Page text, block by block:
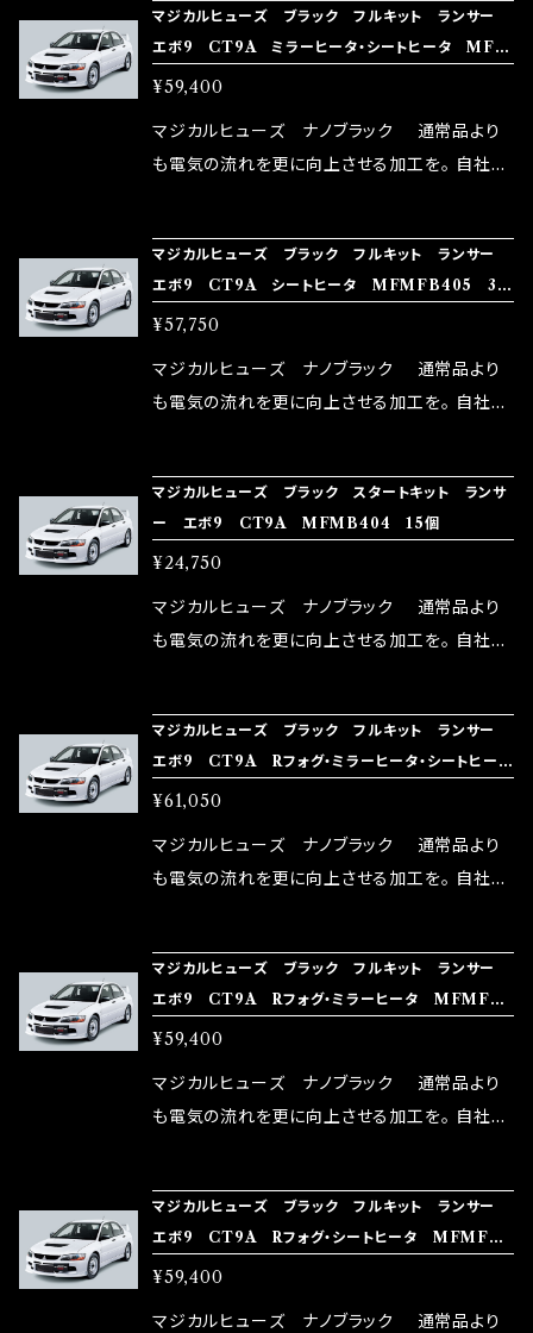
rz）の2店舗の専売品になりますので宜しくお願
い致します。
メ！ レーシングドライバーMAX織戸選手がテス
ターとなり吟味し時間を掛けて検証し、これは
体感出来て面白く、車には必ずプラスになりデメ
リットが無い。と。 コラボ開発製品です。 購入先
はこちらのマジカルヒューズ直販サイトと横浜に
rz）の2店舗の専売品になりますので宜しくお願
い致します。
マジカルヒューズ ブラック フルキット ランサー
エボ9 CT9A ミラーヒータ・シートヒータ MFM
FB406 36個
¥59,400
マジカルヒューズ ナノブラック 通常品より
も電気の流れを更に向上させる加工を。 自社比
メ！ レーシングドライバーMAX織戸選手がテス
ターとなり吟味し時間を掛けて検証し、これは
体感出来て面白く、車には必ずプラスになりデメ
リットが無い。と。 コラボ開発製品です。 購入先
はこちらのマジカルヒューズ直販サイトと横浜に
rz）の2店舗の専売品になりますので宜しくお願
い致します。
マジカルヒューズ ブラック フルキット ランサー
エボ9 CT9A シートヒータ MFMFB405 35
個
¥57,750
マジカルヒューズ ナノブラック 通常品より
も電気の流れを更に向上させる加工を。 自社比
メ！ レーシングドライバーMAX織戸選手がテス
ターとなり吟味し時間を掛けて検証し、これは
体感出来て面白く、車には必ずプラスになりデメ
リットが無い。と。 コラボ開発製品です。 購入先
はこちらのマジカルヒューズ直販サイトと横浜に
rz）の2店舗の専売品になりますので宜しくお願
い致します。
マジカルヒューズ ブラック スタートキット ランサ
ー エボ9 CT9A MFMB404 15個
¥24,750
マジカルヒューズ ナノブラック 通常品より
も電気の流れを更に向上させる加工を。 自社比
メ！ レーシングドライバーMAX織戸選手がテス
ターとなり吟味し時間を掛けて検証し、これは
体感出来て面白く、車には必ずプラスになりデメ
リットが無い。と。 コラボ開発製品です。 購入先
はこちらのマジカルヒューズ直販サイトと横浜に
rz）の2店舗の専売品になりますので宜しくお願
い致します。
マジカルヒューズ ブラック フルキット ランサー
エボ9 CT9A Rフォグ・ミラーヒータ・シートヒー
タ MFMFB403 37個
¥61,050
マジカルヒューズ ナノブラック 通常品より
も電気の流れを更に向上させる加工を。 自社比
メ！ レーシングドライバーMAX織戸選手がテス
ターとなり吟味し時間を掛けて検証し、これは
体感出来て面白く、車には必ずプラスになりデメ
リットが無い。と。 コラボ開発製品です。 購入先
はこちらのマジカルヒューズ直販サイトと横浜に
rz）の2店舗の専売品になりますので宜しくお願
い致します。
マジカルヒューズ ブラック フルキット ランサー
エボ9 CT9A Rフォグ・ミラーヒータ MFMFB4
02 36個
¥59,400
マジカルヒューズ ナノブラック 通常品より
も電気の流れを更に向上させる加工を。 自社比
メ！ レーシングドライバーMAX織戸選手がテス
ターとなり吟味し時間を掛けて検証し、これは
体感出来て面白く、車には必ずプラスになりデメ
リットが無い。と。 コラボ開発製品です。 購入先
マジカルヒューズ ブラック フルキット ランサー
エボ9 CT9A Rフォグ・シートヒータ MFMFB4
01 36個
¥59,400
マジカルヒューズ ナノブラック 通常品より